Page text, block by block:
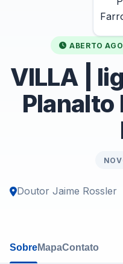
ABERTO
VILLA |
Planalto
Doutor Jaime Rossler
SobreMapaContato